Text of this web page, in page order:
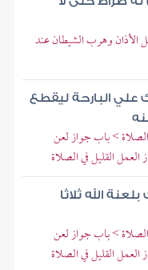
وهرب الشيطان عند
علي البارحة ليقطع
> باب جواز لعن
العمل القليل في الصلاة
الله ثلاثا
> باب جواز لعن
العمل القليل في الصلاة